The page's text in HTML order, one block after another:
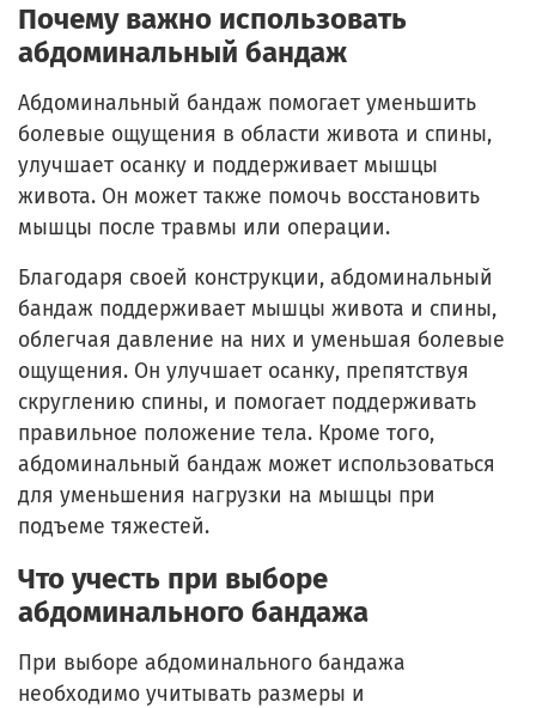
Почему важно использовать
абдоминальный бандаж
Абдоминальный бандаж помогает уменьшить
болевые ощущения в области живота и спины,
улучшает осанку и поддерживает мышцы
живота. Он может также помочь восстановить
мышцы после травмы или операции.
Благодаря своей конструкции, абдоминальный
бандаж поддерживает мышцы живота и спины,
облегчая давление на них и уменьшая болевые
ощущения. Он улучшает осанку, препятствуя
скруглению спины, и помогает поддерживать
правильное положение тела. Кроме того,
абдоминальный бандаж может использоваться
для уменьшения нагрузки на мышцы при
подъеме тяжестей.
Что учесть при выборе
абдоминального бандажа
При выборе абдоминального бандажа
необходимо учитывать размеры и